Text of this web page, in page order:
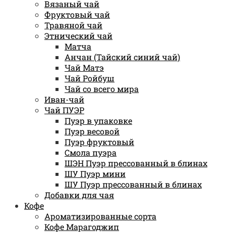
Вязаный чай
Фруктовый чай
Травяной чай
Этнический чай
Матча
Анчан (Тайский синий чай)
Чай Матэ
Чай Ройбуш
Чай со всего мира
Иван-чай
Чай ПУЭР
Пуэр в упаковке
Пуэр весовой
Пуэр фруктовый
Смола пуэра
ШЭН Пуэр прессованный в блинах
ШУ Пуэр мини
ШУ Пуэр прессованный в блинах
Добавки для чая
Кофе
Ароматизированные сорта
Кофе Марагоджип